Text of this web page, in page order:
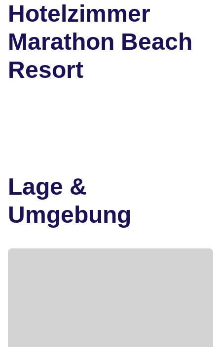
Hotelzimmer
Marathon Beach
Resort
Lage &
Umgebung